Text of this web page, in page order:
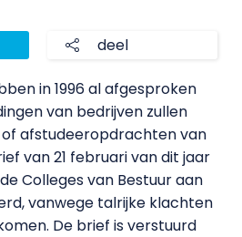
deel
in 1996 al afgesproken
van bedrijven zullen
afstudeeropdrachten van
van 21 februari van dit jaar
Colleges van Bestuur aan
vanwege talrijke klachten
De brief is verstuurd